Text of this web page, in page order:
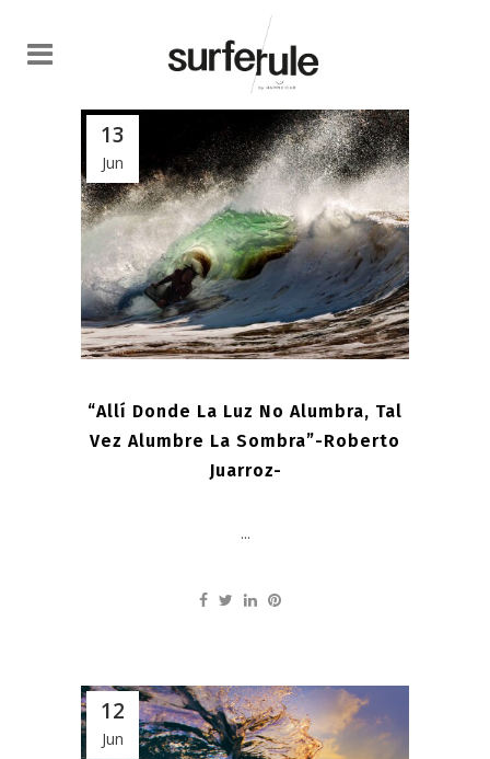
13
Jun
“Allí Donde La Luz No Alumbra, Tal
Vez Alumbre La Sombra”-Roberto
Juarroz-
...
12
Jun